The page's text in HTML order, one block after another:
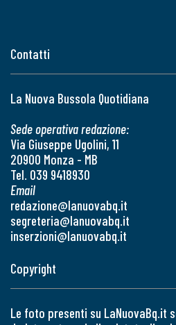
Contatti
La Nuova Bussola Quotidiana
Sede operativa redazione:
Via Giuseppe Ugolini, 11
20900 Monza - MB
Tel. 039 9418930
Email
redazione@lanuovabq.it
segreteria@lanuovabq.it
inserzioni@lanuovabq.it
Copyright
Le foto presenti su LaNuovaBq.it